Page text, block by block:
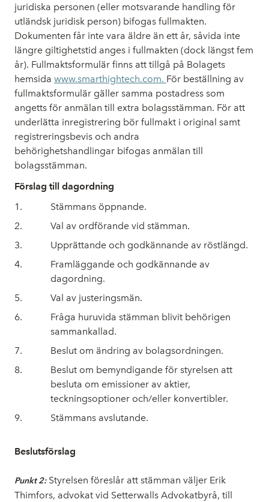
juridiska personen (eller motsvarande handling för
utländsk juridisk person) bifogas fullmakten.
Dokumenten får inte vara äldre än ett år, såvida inte
längre giltighetstid anges i fullmakten (dock längst fem
år). Fullmaktsformulär finns att tillgå på Bolagets
hemsida www.smarthightech.com. För beställning av
fullmaktsformulär gäller samma postadress som
angetts för anmälan till extra bolagsstämman. För att
underlätta inregistrering bör fullmakt i original samt
registreringsbevis och andra
behörighetshandlingar bifogas anmälan till
bolagsstämman.
Förslag till dagordning
Stämmans öppnande.
Val av ordförande vid stämman.
Upprättande och godkännande av röstlängd.
Framläggande och godkännande av
dagordning.
Val av justeringsmän.
Fråga huruvida stämman blivit behörigen
sammankallad.
Beslut om ändring av bolagsordningen.
Beslut om bemyndigande för styrelsen att
besluta om emissioner av aktier,
teckningsoptioner och/eller konvertibler.
Stämmans avslutande.
Beslutsförslag
Punkt 2: Styrelsen föreslår att stämman väljer Erik
Thimfors, advokat vid Setterwalls Advokatbyrå, till